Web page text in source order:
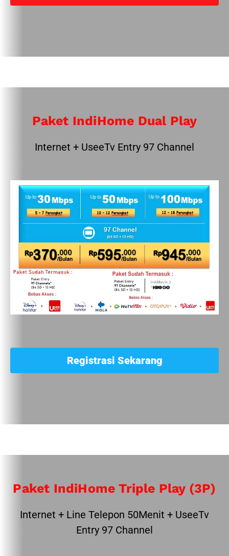
Paket IndiHome Dual Play
Internet + UseeTv Entry 97 Channel
Registrasi Sekarang
Paket IndiHome Triple Play (3P)
Internet + Line Telepon 50Menit + UseeTv
Entry 97 Channel